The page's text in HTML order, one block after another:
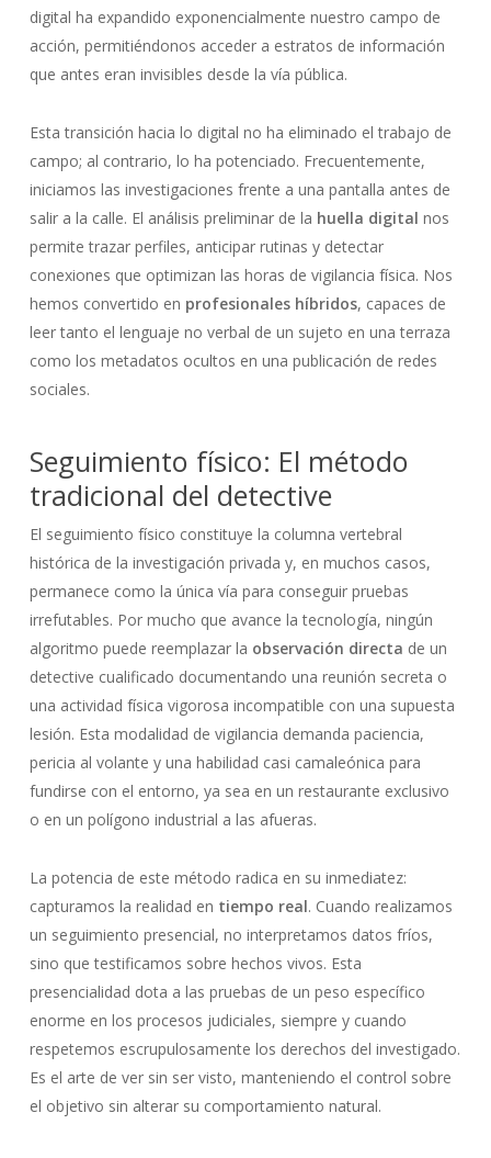
digital ha expandido exponencialmente nuestro campo de
acción, permitiéndonos acceder a estratos de información
que antes eran invisibles desde la vía pública.
Esta transición hacia lo digital no ha eliminado el trabajo de
campo; al contrario, lo ha potenciado. Frecuentemente,
iniciamos las investigaciones frente a una pantalla antes de
salir a la calle. El análisis preliminar de la huella digital nos
permite trazar perfiles, anticipar rutinas y detectar
conexiones que optimizan las horas de vigilancia física. Nos
hemos convertido en profesionales híbridos, capaces de
leer tanto el lenguaje no verbal de un sujeto en una terraza
como los metadatos ocultos en una publicación de redes
sociales.
Seguimiento físico: El método
tradicional del detective
El seguimiento físico constituye la columna vertebral
histórica de la investigación privada y, en muchos casos,
permanece como la única vía para conseguir pruebas
irrefutables. Por mucho que avance la tecnología, ningún
algoritmo puede reemplazar la observación directa de un
detective cualificado documentando una reunión secreta o
una actividad física vigorosa incompatible con una supuesta
lesión. Esta modalidad de vigilancia demanda paciencia,
pericia al volante y una habilidad casi camaleónica para
fundirse con el entorno, ya sea en un restaurante exclusivo
o en un polígono industrial a las afueras.
La potencia de este método radica en su inmediatez:
capturamos la realidad en tiempo real. Cuando realizamos
un seguimiento presencial, no interpretamos datos fríos,
sino que testificamos sobre hechos vivos. Esta
presencialidad dota a las pruebas de un peso específico
enorme en los procesos judiciales, siempre y cuando
respetemos escrupulosamente los derechos del investigado.
Es el arte de ver sin ser visto, manteniendo el control sobre
el objetivo sin alterar su comportamiento natural.